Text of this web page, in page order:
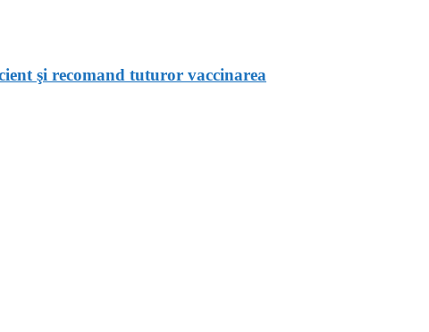
şi recomand tuturor vaccinarea